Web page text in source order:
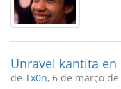
Unravel kantita en
de Tx0n, 6 de março de